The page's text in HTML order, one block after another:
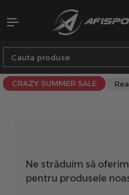
CRAZY SUMMER SALE
Ne străduim să
pentru produsele